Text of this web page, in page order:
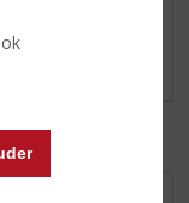
product